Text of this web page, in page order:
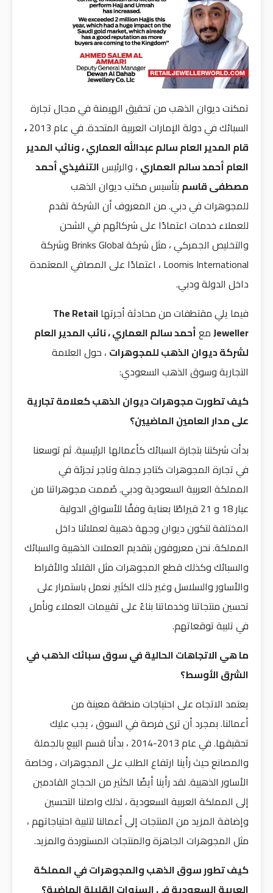
تمكنت ديوان الذهب من تحقيق الهيمنة في مجال تجارة
السبائك في دولة الإمارات العربية المتحدة. في عام 2013
،
قام المدير العام سالم عبدالله العماري ، ونائب المدير
العام أحمد سالم العماري ، والرئيسالتنفيذي أحمد
مصطفى قاسم بتأسيس مكتب ديوان الذهب
للمجوهرات في دبي. من المعروف أن الشركة تقدم
للعملاء خدمات اعتمادًا على شركائهم في الشحن
والتخليص الجمركي ، مثل شركة Brinks Global وشركة
Loomis International ، اعتمادًا على المصافي المعتمدة
داخل الدولة ودبي.
فيما يلي مقتطفات من محادثة أجرتهاThe Retail
Jewellerمعأحمد سالم العماري ، نائب المدير العام
لشركة ديوان الذهب للمجوهرات ، حول العلامة
التجارية وسوق الذهب السعودي:
كيف تطورت مجوهرات ديوان الذهب كعلامة تجارية
على مدار العامين الماضيين؟
بدأت شركتنا بتجارة السبائك كأعمالها الرئيسية. ثم توسعنا
في تجارة المجوهرات كتاجر جملة وتاجر تجزئة في
المملكة العربية السعودية ودبي. صُممت مجوهراتنا من
عيار 18 و 21 قيراطًا بعناية وفقًا للأسواق الدولية
المختلفة لتكون ديوان وجهة ذهبية لعملائنا داخل
المملكة. نحن معروفون بتقديم العملات الذهبية والسبائك
والسبائك وكذلك قطع المجوهرات مثل القلائد والأقراط
والأساور والسلاسل وغير ذلك الكثير. نعمل باستمرار على
تحسين منتجاتنا وخدماتنا بناءً على تقييمات العملاء ونأمل
في تلبية توقعاتهم.
ما هي الاتجاهات الحالية في سوق سبائك الذهب في
الشرق الأوسط؟
يعتمد الاتجاه على احتياجات منطقة معينة من
أعمالنا. بمجرد أن ترى فرصة في السوق ، يجب عليك
تحقيقها. في عام 2013-2014 ، بدأنا قسم البيع بالجملة
والمصانع حيث رأينا ارتفاع الطلب على المجوهرات ، وخاصة
الأساور الذهبية. لقد رأينا أيضًا الكثير من الحجاج القادمين
إلى المملكة العربية السعودية ، لذلك واصلنا التحسين
وإضافة المزيد من المنتجات إلى أعمالنا لتلبية احتياجاتهم ،
مثل المجوهرات الجاهزة والمنتجات المستوردة والمزيد.
كيف تطور سوق الذهب والمجوهرات في المملكة
العربية السعودية في السنوات القليلة الماضية؟